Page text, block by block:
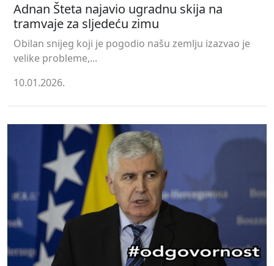
Adnan Šteta najavio ugradnu skija na
tramvaje za sljedeću zimu
Obilan snijeg koji je pogodio našu zemlju izazvao je
velike probleme,...
10.01.2026.